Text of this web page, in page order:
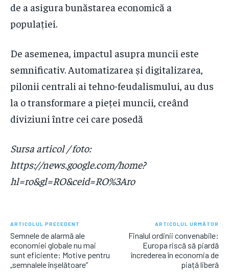
de a asigura bunăstarea economică a
populației.
De asemenea, impactul asupra muncii este
semnificativ. Automatizarea și digitalizarea,
pilonii centrali ai tehno-feudalismului, au dus
la o transformare a pieței muncii, creând
diviziuni între cei care posedă
Sursa articol / foto:
https://news.google.com/home?
hl=ro&gl=RO&ceid=RO%3Aro
ARTICOLUL PRECEDENT
Semnele de alarmă ale
economiei globale nu mai
sunt eficiente: Motive pentru
„semnalele înșelătoare”
ARTICOLUL URMĂTOR
Finalul ordinii convenabile:
Europa riscă să piardă
încrederea în economia de
piață liberă